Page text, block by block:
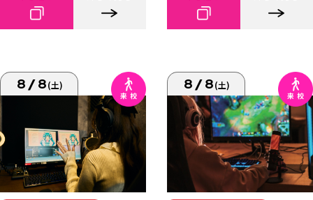
8/8(土) 8/8(土)